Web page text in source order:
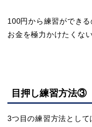
100円から練習ができる
お金を極力かけたくな
目押し練習方法③
3つ目の練習方法として